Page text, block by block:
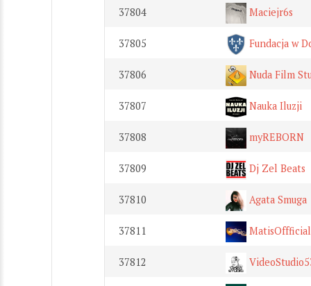
37804 Maciejr6s
37805 Fundacja w
37806 Nuda Film
37807 Nauka Iluzji
37808 myREBORN
37809 Dj Zel Beats
37810 Agata Smuga
37811 MatisOffficial
37812